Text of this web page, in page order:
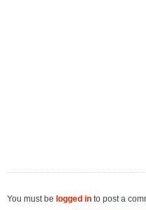
You must be logged in to post a